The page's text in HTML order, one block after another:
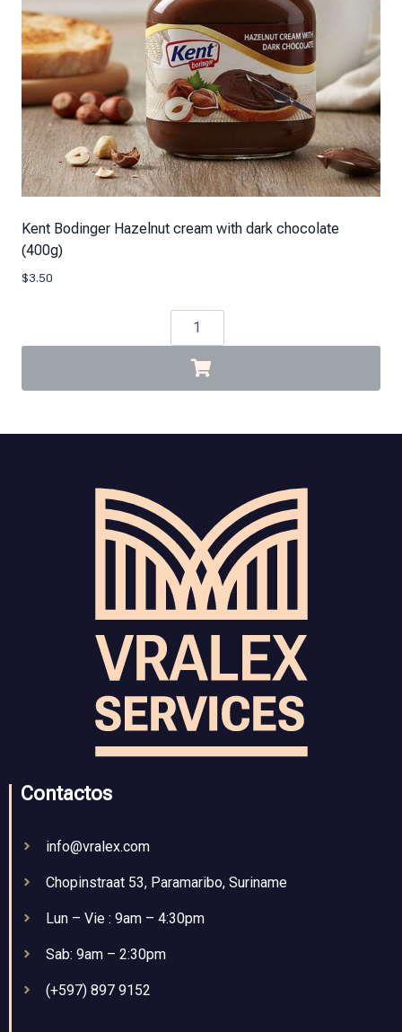
Kent Bodinger Hazelnut cream with dark chocolate
(400g)
$3.50
Contactos
info@vralex.com
Chopinstraat 53, Paramaribo, Suriname
Lun – Vie : 9am – 4:30pm
Sab: 9am – 2:30pm
(+597) 897 9152